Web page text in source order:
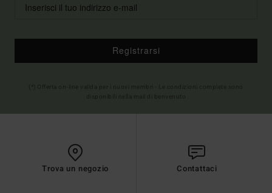
Registrarsi
Trova un negozio Contattaci